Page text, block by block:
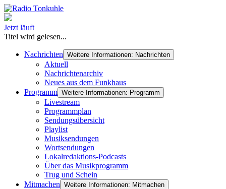
Jetzt läuft
Titel wird gelesen...
Nachrichten Weitere Informationen: Nachrichten
Aktuell
Nachrichtenarchiv
Neues aus dem Funkhaus
Programm Weitere Informationen: Programm
Livestream
Programmplan
Sendungsübersicht
Playlist
Musiksendungen
Wortsendungen
Lokalredaktions-Podcasts
Über das Musikprogramm
Trug und Schein
Mitmachen Weitere Informationen: Mitmachen